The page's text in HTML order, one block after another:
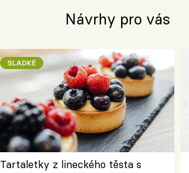
Návrhy pro vás
SLADKÉ
Tartaletky z lineckého těsta s